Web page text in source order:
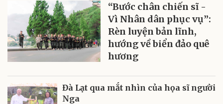
“Bước chân chiến sĩ -
Vì Nhân dân phục vụ”:
Rèn luyện bản lĩnh,
hướng về biển đảo quê
hương
Đà Lạt qua mắt nhìn của họa sĩ người
Nga